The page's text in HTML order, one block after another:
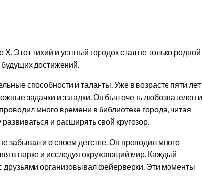
Этот тихий и уютный городок стал не только родной
достижений.
способности и таланты. Уже в возрасте пяти лет
задачки и загадки. Он был очень любознателен и
много времени в библиотеке города, читая
и расширять свой кругозор.
забывал и о своем детстве. Он проводил много
в парке и исследуя окружающий мир. Каждый
друзьями организовывал фейерверки. Эти моменты